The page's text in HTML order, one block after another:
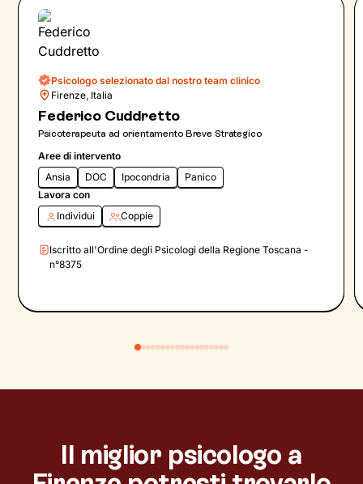
Psicologo selezionato dal nostro team clinico
Firenze, Italia
Federico Cuddretto
Psicoterapeuta ad orientamento Breve Strategico
Aree di intervento
Ansia
DOC Ipocondria
Panico
Lavora con
Individui
Coppie
Iscritto all'Ordine degli Psicologi della Regione Toscana -
n°8375
Il miglior psicologo a